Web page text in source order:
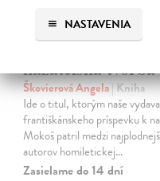
NASTAVENIA
Dominik Mokoš
kazateľská tvorba
Škovierová Angela| Kniha
Ide o titul, ktorým naše
františkánskeho príspevku k
Mokoš patril medzi
autorov homiletickej…
Zasielame do 14 dní